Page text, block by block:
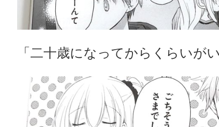
「二十歳になってからくらいが